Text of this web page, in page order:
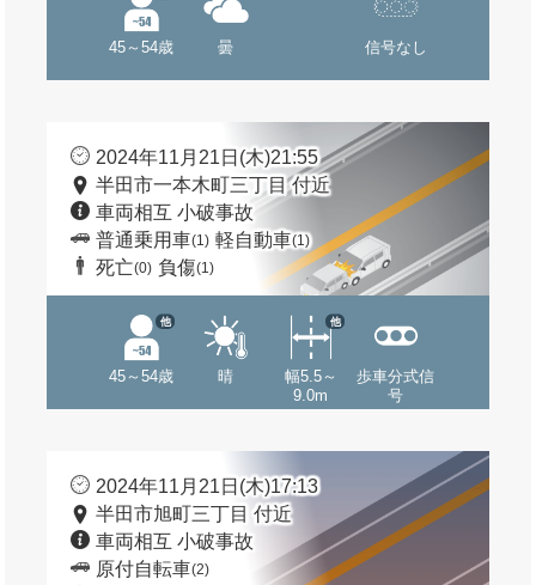
45～54歳 曇 信号なし
2024年11月21日(木)21:55
半田市一本木町三丁目 付近
車両相互 小破事故
普通乗用車(1) 軽自動車(1)
死亡(0) 負傷(1)
45～54歳
他
晴
幅5.5～
9.0m
他
歩車分式信
号
2024年11月21日(木)17:13
半田市旭町三丁目 付近
車両相互 小破事故
原付自転車(2)